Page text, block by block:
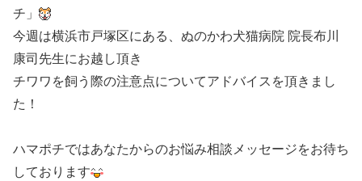
チ」
今週は横浜市戸塚区にある、ぬのかわ犬猫病院 院長布川
康司先生にお越し頂き
チワワを飼う際の注意点についてアドバイスを頂きまし
た！
ハマポチではあなたからのお悩み相談メッセージをお待ち
しております